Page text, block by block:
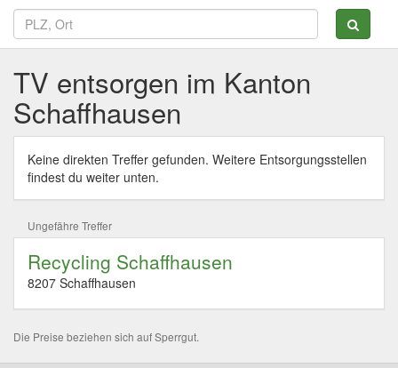
TV entsorgen im Kanton
Schaffhausen
Keine direkten Treffer gefunden. Weitere Entsorgungsstellen
findest du weiter unten.
Ungefähre Treffer
Recycling Schaffhausen
8207 Schaffhausen
Die Preise beziehen sich auf Sperrgut.